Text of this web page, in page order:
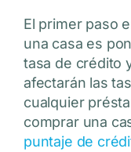
El primer paso
una casa es
tasa de crédito
afectarán las
cualquier
comprar una
puntaje de